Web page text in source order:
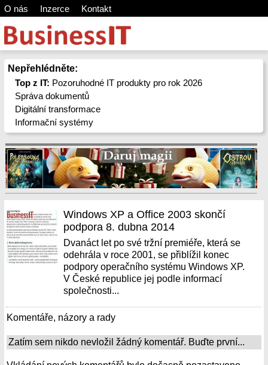
O nás Inzerce Kontakt
Nepřehlédněte:
Top z IT: Pozoruhodné IT produkty pro rok 2026
Správa dokumentů
Digitální transformace
Informační systémy
Windows XP a Office 2003 skončí
podpora 8. dubna 2014
Dvanáct let po své tržní premiéře, která se
odehrála v roce 2001, se přiblížil konec
podpory operačního systému Windows XP.
V České republice jej podle informací
společnosti...
Komentáře, názory a rady
Zatím sem nikdo nevložil žádný komentář. Buďte první...